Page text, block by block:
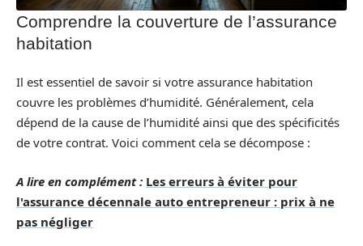
Comprendre la couverture de l’assurance
habitation
Il est essentiel de savoir si votre assurance habitation
couvre les problèmes d’humidité. Généralement, cela
dépend de la cause de l’humidité ainsi que des spécificités
de votre contrat. Voici comment cela se décompose :
A lire en complément : Les erreurs à éviter pour
l'assurance décennale auto entrepreneur : prix à ne
pas négliger